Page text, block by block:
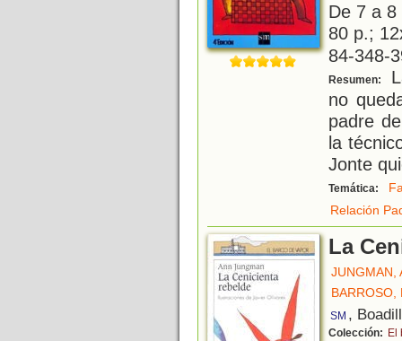
De 7 a
80 p.;
84-348-
Resumen:
no
padre
la
Jonte
Temática:
Relación
La
JUNGMAN,
BARROSO,
SM ,
Colección: El